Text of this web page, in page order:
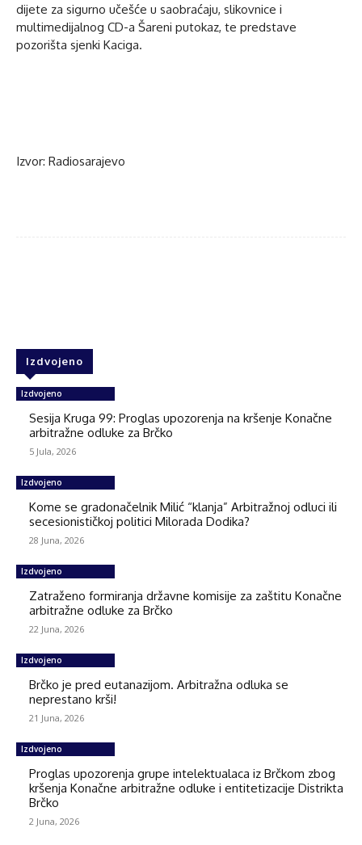
dijete za sigurno učešće u saobraćaju, slikovnice i
multimedijalnog CD-a Šareni putokaz, te predstave
pozorišta sjenki Kaciga.
Izvor: Radiosarajevo
Izdvojeno
Izdvojeno
Sesija Kruga 99: Proglas upozorenja na kršenje Konačne
arbitražne odluke za Brčko
5 Jula, 2026
Izdvojeno
Kome se gradonačelnik Milić “klanja” Arbitražnoj odluci ili
secesionističkoj politici Milorada Dodika?
28 Juna, 2026
Izdvojeno
Zatraženo formiranja državne komisije za zaštitu Konačne
arbitražne odluke za Brčko
22 Juna, 2026
Izdvojeno
Brčko je pred eutanazijom. Arbitražna odluka se
neprestano krši!
21 Juna, 2026
Izdvojeno
Proglas upozorenja grupe intelektualaca iz Brčkom zbog
kršenja Konačne arbitražne odluke i entitetizacije Distrikta
Brčko
2 Juna, 2026